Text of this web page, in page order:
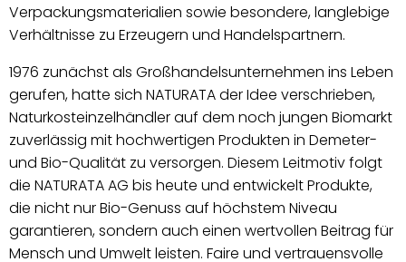
Verpackungsmaterialien sowie besondere, langlebige
Verhältnisse zu Erzeugern und Handelspartnern.
1976 zunächst als Großhandelsunternehmen ins Leben
gerufen, hatte sich NATURATA der Idee verschrieben,
Naturkosteinzelhändler auf dem noch jungen Biomarkt
zuverlässig mit hochwertigen Produkten in Demeter-
und Bio-Qualität zu versorgen. Diesem Leitmotiv folgt
die NATURATA AG bis heute und entwickelt Produkte,
die nicht nur Bio-Genuss auf höchstem Niveau
garantieren, sondern auch einen wertvollen Beitrag für
Mensch und Umwelt leisten. Faire und vertrauensvolle